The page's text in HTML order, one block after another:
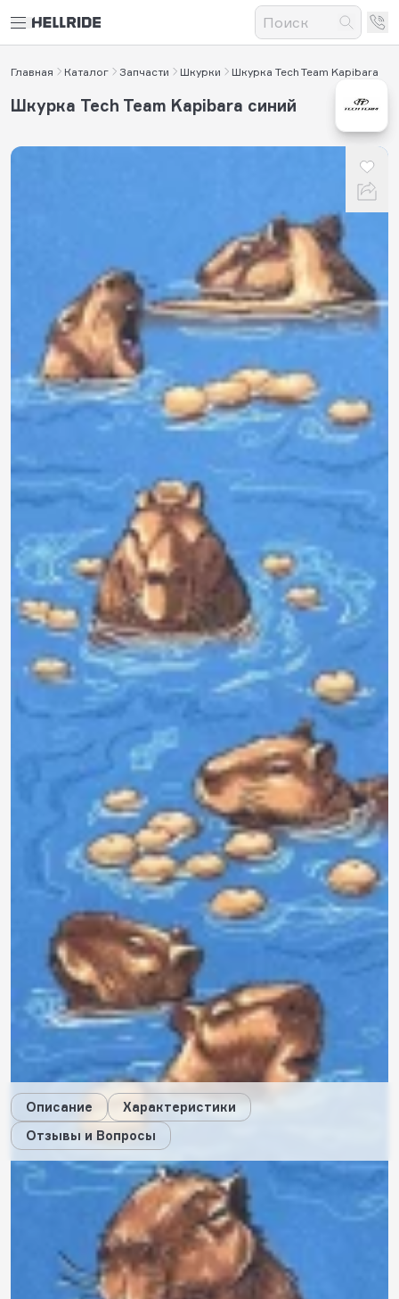
Главная Каталог Запчасти Шкурки Шкурка Tech Team Kapibara
Шкурка Tech Team Kapibara синий
Цвет: синий
390 ₽
0.0
Нет отзывов
вопрос
будет начислено за покупку
Самовывоз из3 магазинов
Узнать условиядоставки
Дарим стикеры!
Описание
Характеристики
Отзывы и Вопросы
Описание
Характеристики
Отзывы
0 Вопросы
5.0 баллов на основе 5 оценок